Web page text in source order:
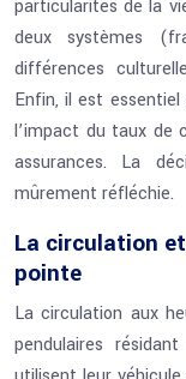
particularités de la
deux systèmes
différences
Enfin, il est
l’impact du taux de
assurances. La
mûrement réfléchie.
La circulation
pointe
La circulation aux
pendulaires